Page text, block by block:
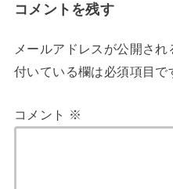
コメントを残す
メールアドレスが公開され
付いている欄は必須項目で
コメント ※